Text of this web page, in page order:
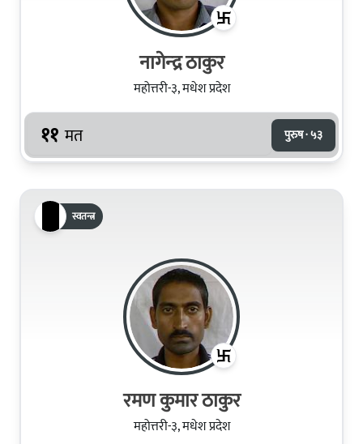
नागेन्‍द्र ठाकुर
महोत्तरी-३, मधेश प्रदेश
११ मत पुरुष · ५३
स्वतन्त्र
रमण कुमार ठाकुर
महोत्तरी-३, मधेश प्रदेश